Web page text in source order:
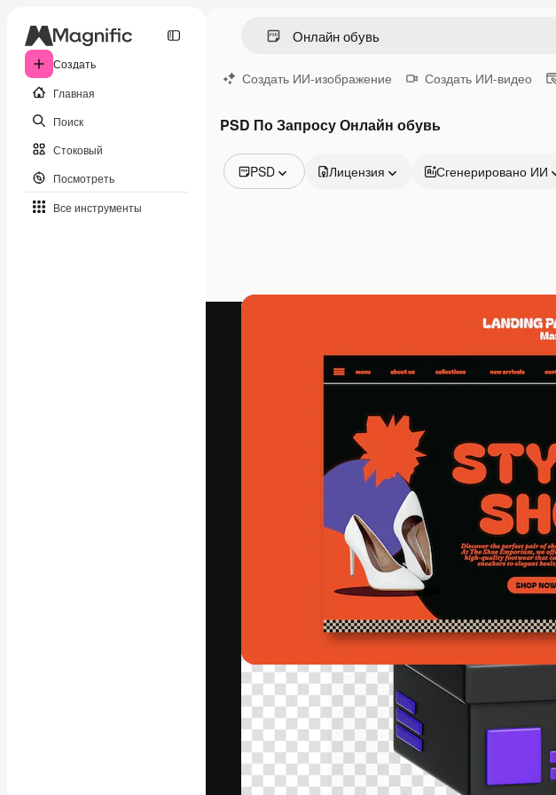
Создать
Главная
Поиск
Стоковый
Посмотреть
Все инструменты
Создать ИИ-изображение Создать ИИ-видео
PSD По Запросу Онлайн обувь
PSD
Видео
Лицензия Сгенерировано ИИ
Креативная платформа для создания
ваших лучших работ. Более 1 миллиона
подписчиков среди креаторов,
предприятий, агентств и студий.
Pусский